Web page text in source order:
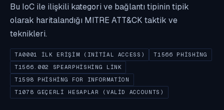
Bu IoC ile ilişkili kategori ve bağlantı tipinin tipik
olarak haritalandığı MITRE ATT&CK taktik ve
teknikleri.
TA0001 İLK ERIŞIM (INITIAL ACCESS)
T1566 PHISHING
T1566.002 SPEARPHISHING LINK
T1598 PHISHING FOR INFORMATION
T1078 GEÇERLI HESAPLAR (VALID ACCOUNTS)